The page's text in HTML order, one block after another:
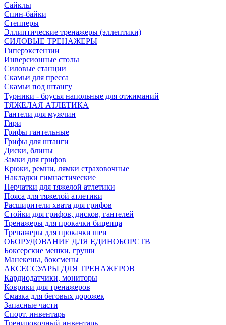
Сайклы
Спин-байки
Степперы
Эллиптические тренажеры (эллептики)
СИЛОВЫЕ ТРЕНАЖЕРЫ
Гиперэкстензии
Инверсионные столы
Силовые станции
Скамьи для пресса
Скамьи под штангу
Турники - брусья напольные для отжиманий
ТЯЖЕЛАЯ АТЛЕТИКА
Гантели для мужчин
Гири
Грифы гантельные
Грифы для штанги
Диски, блины
Замки для грифов
Крюки, ремни, лямки страховочные
Накладки гимнастические
Перчатки для тяжелой атлетики
Пояса для тяжелой атлетики
Расширители хвата для грифов
Стойки для грифов, дисков, гантелей
Тренажеры для прокачки бицепца
Тренажеры для прокачки шеи
ОБОРУДОВАНИЕ ДЛЯ ЕДИНОБОРСТВ
Боксерские мешки, груши
Манекены, боксмены
АКСЕССУАРЫ ДЛЯ ТРЕНАЖЕРОВ
Кардиодатчики, мониторы
Коврики для тренажеров
Смазка для беговых дорожек
Запасные части
Спорт. инвентарь
Тренировочный инвентарь